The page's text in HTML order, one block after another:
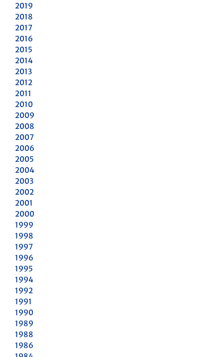
2019
2018
2017
2016
2015
2014
2013
2012
2011
2010
2009
2008
2007
2006
2005
2004
2003
2002
2001
2000
1999
1998
1997
1996
1995
1994
1992
1991
1990
1989
1988
1986